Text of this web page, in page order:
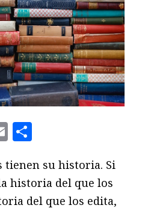
Email
tienen su historia. Si
historia del que los
del que los edita,